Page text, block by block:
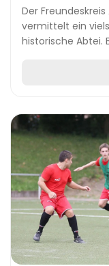
Der
vermittelt ein
historische Abtei.